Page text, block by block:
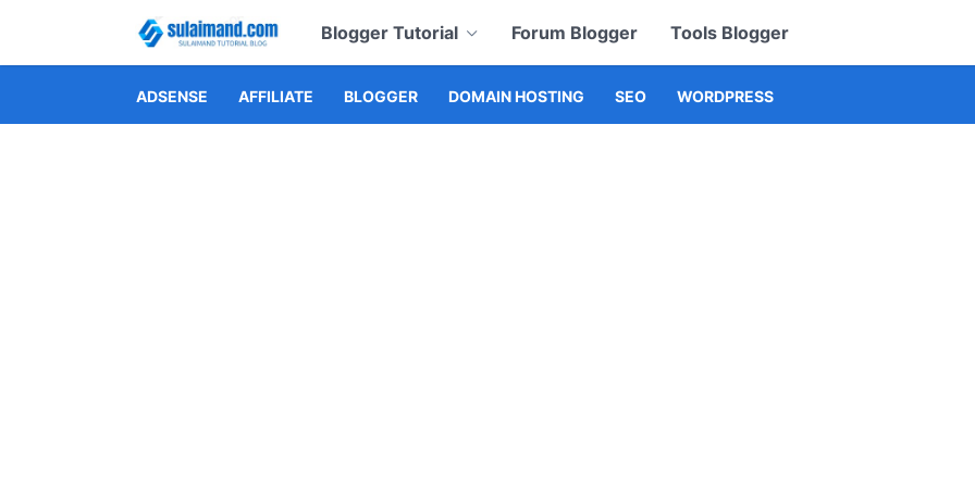
Blogger Tutorial Forum Blogger Tools Blogger
ADSENSE AFFILIATE BLOGGER DOMAIN HOSTING SEO WORDPRESS